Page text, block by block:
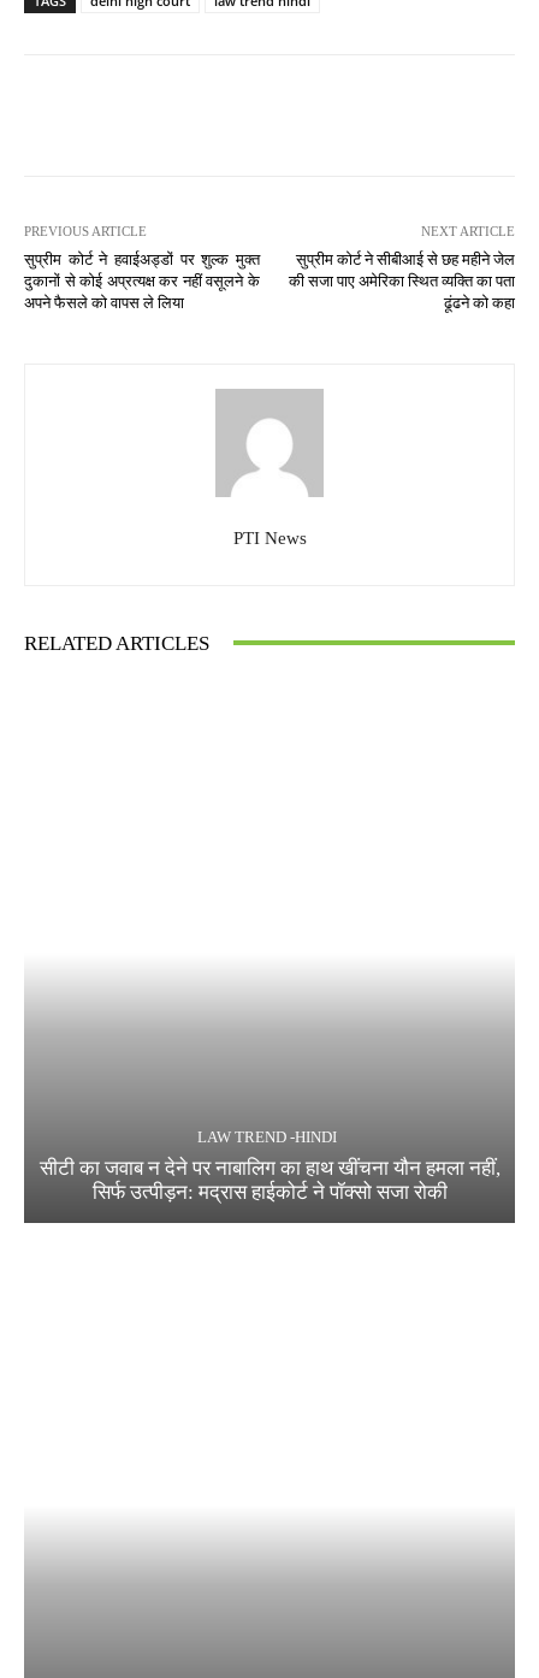
PREVIOUS ARTICLE
सुप्रीम कोर्ट ने हवाईअड्डों पर शुल्क मुक्त
दुकानों से कोई अप्रत्यक्ष कर नहीं वसूलने के
अपने फैसले को वापस ले लिया
NEXT ARTICLE
सुप्रीम कोर्ट ने सीबीआई से छह महीने जेल
की सजा पाए अमेरिका स्थित व्यक्ति का पता
ढूंढने को कहा
PTI News
RELATED ARTICLES
LAW TREND -HINDI
सीटी का जवाब न देने पर नाबालिग का हाथ खींचना यौन हमला नहीं,
सिर्फ उत्पीड़न: मद्रास हाईकोर्ट ने पॉक्सो सजा रोकी